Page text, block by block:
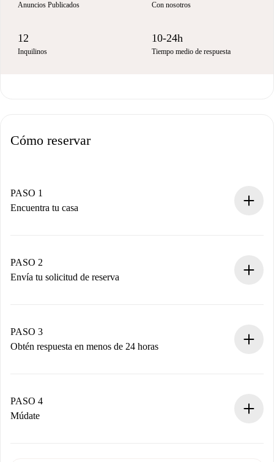
Anuncios Publicados Con nosotros
12
Inquilinos
10-24h
Tiempo medio de respuesta
Cómo reservar
PASO 1
Encuentra tu casa
Tienes toda la información necesaria por adelantado.
PASO 2
Envía tu solicitud de reserva
propietario acepte.
PASO 3
Obtén respuesta en menos de 24 horas
contacto con el propietario.
Si es rechazada: No te haremos ningún cargo y te
PASO 4
Múdate